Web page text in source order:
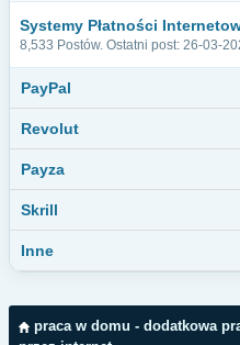
Systemy Płatności
8,533 Postów. Ostatni post: 26-03-
PayPal
Revolut
Payza
Skrill
Inne
praca w domu - dodatkowa